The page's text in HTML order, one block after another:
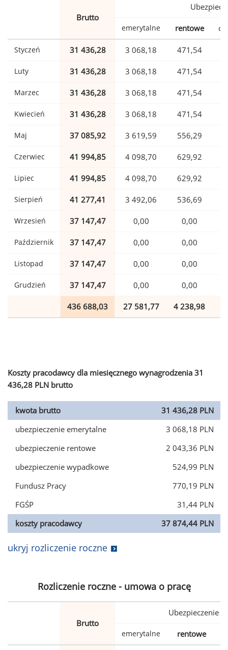
Brutto
emerytalne rentowe
Styczeń 31 436,28 3 068,18 471,54
Luty 31 436,28 3 068,18 471,54
Marzec 31 436,28 3 068,18 471,54
Kwiecień 31 436,28 3 068,18 471,54
Maj 37 085,92 3 619,59 556,29
Czerwiec 41 994,85 4 098,70 629,92
Lipiec 41 994,85 4 098,70 629,92
Sierpień 41 277,41 3 492,06 536,69
Wrzesień 37 147,47 0,00 0,00
Październik 37 147,47 0,00 0,00
Listopad 37 147,47 0,00 0,00
Grudzień 37 147,47 0,00 0,00
436 688,03 27 581,77 4 238,98
Koszty pracodawcy dla miesięcznego wynagrodzenia 31
436,28 PLN brutto
kwota brutto
31 436,28 PLN
ubezpieczenie emerytalne
3 068,18 PLN
ubezpieczenie rentowe
2 043,36 PLN
ubezpieczenie wypadkowe
524,99 PLN
Fundusz Pracy
770,19 PLN
FGŚP
31,44 PLN
koszty pracodawcy
37 874,44 PLN
ukryj rozliczenie roczne
Rozliczenie roczne - umowa o pracę
Brutto
Ubezpieczenie
emerytalne rentowe